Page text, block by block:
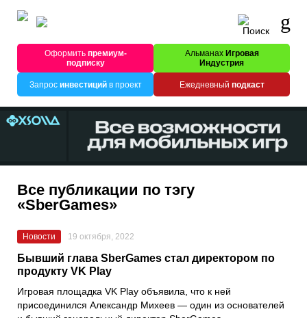
Оформитьпремиум-
подписку
Альманах Игровая
Индустрия
Запрос инвестицийв проект Ежедневный подкаст
Все публикации по тэгу
«SberGames»
Новости 19 октября, 2022
Бывший глава SberGames стал директором по
продукту VK Play
Игровая площадка VK Play объявила, что к ней
присоединился Александр Михеев — один из основателей